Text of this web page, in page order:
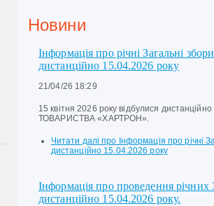
Новини
Інформація про річні Загальні
дистанційно 15.04.2026 року
21/04/26 18:29
15 квітня 2026 року відбулися
ТОВАРИСТВА «ХАРТРОН».
Читати далі про Інформація про річні
дистанційно 15.04.2026 року
Інформація про проведення
дистанційно 15.04.2026 року.